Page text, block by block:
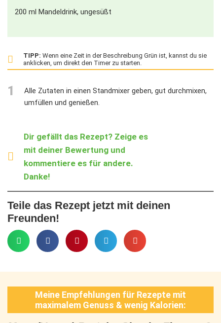
200 ml Mandeldrink, ungesüßt
TIPP: Wenn eine Zeit in der Beschreibung Grün ist, kannst du sie
anklicken, um direkt den Timer zu starten.
1
Alle Zutaten in einen Standmixer geben, gut durchmixen,
umfüllen und genießen.
Dir gefällt das Rezept? Zeige es
mit deiner Bewertung und
kommentiere es für andere.
Danke!
Teile das Rezept jetzt mit deinen
Freunden!
Meine Empfehlungen für Rezepte mit
maximalem Genuss & wenig Kalorien: